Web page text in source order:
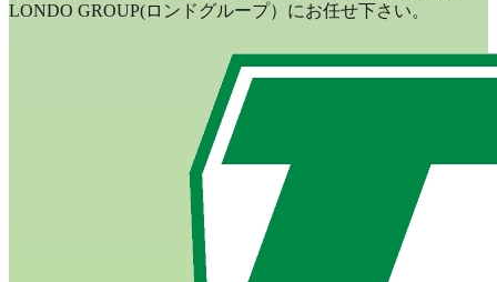
LONDO GROUP(ロンドグループ）にお任せ下さい。